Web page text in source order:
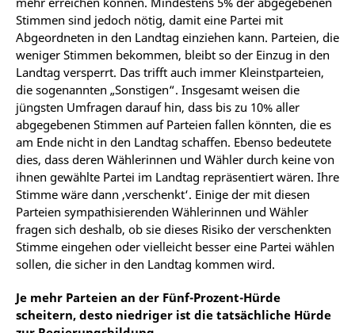
Stimmen sind jedoch nötig, damit eine Partei mit
Abgeordneten in den Landtag einziehen kann. Parteien, die
weniger Stimmen bekommen, bleibt so der Einzug in den
Landtag versperrt. Das trifft auch immer Kleinstparteien,
die sogenannten „Sonstigen“. Insgesamt weisen die
jüngsten Umfragen darauf hin, dass bis zu 10% aller
abgegebenen Stimmen auf Parteien fallen könnten, die es
am Ende nicht in den Landtag schaffen. Ebenso bedeutete
dies, dass deren Wählerinnen und Wähler durch keine von
ihnen gewählte Partei im Landtag repräsentiert wären. Ihre
Stimme wäre dann ‚verschenkt‘. Einige der mit diesen
Parteien sympathisierenden Wählerinnen und Wähler
fragen sich deshalb, ob sie dieses Risiko der verschenkten
Stimme eingehen oder vielleicht besser eine Partei wählen
sollen, die sicher in den Landtag kommen wird.
Je mehr Parteien an der Fünf-Prozent-Hürde
scheitern, desto niedriger ist die tatsächliche Hürde